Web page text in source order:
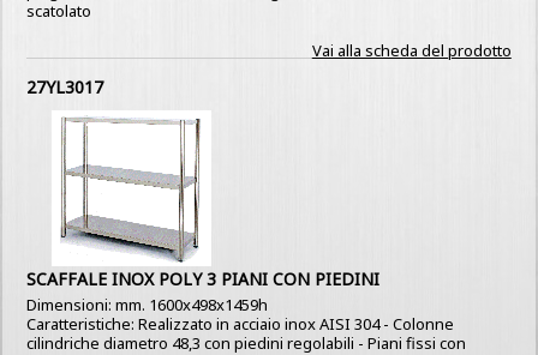
scatolato
Vai alla scheda del prodotto
27YL3017
SCAFFALE INOX POLY 3 PIANI CON PIEDINI
Dimensioni: mm. 1600x498x1459h
Caratteristiche: Realizzato in acciaio inox AISI 304 - Colonne
cilindriche diametro 48,3 con piedini regolabili - Piani fissi con